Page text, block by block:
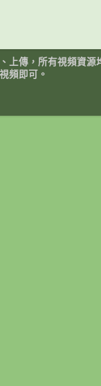
上傳，所有視頻資
頻即可。